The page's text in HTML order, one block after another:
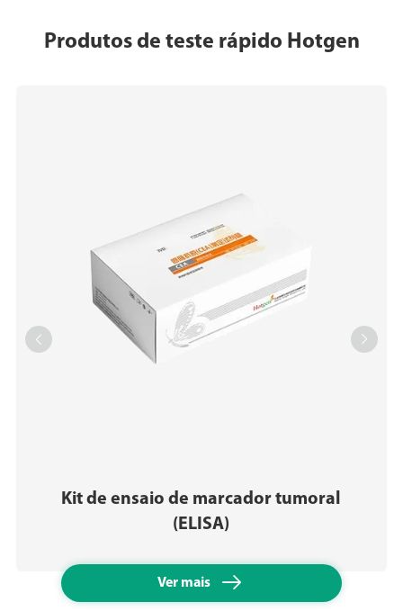
Produtos de teste rápido Hotgen
Kit de ensaio de marcador tumoral
(ELISA)
Ver mais 
 